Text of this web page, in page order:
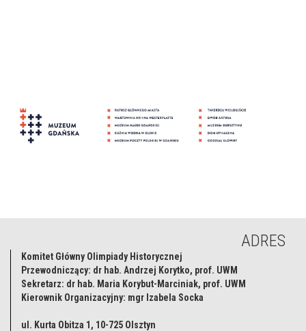
ADRES
Komitet Główny Olimpiady Historycznej
Przewodniczący: dr hab. Andrzej Korytko, prof. UWM
Sekretarz: dr hab. Maria Korybut-Marciniak, prof. UWM
Kierownik Organizacyjny: mgr Izabela Socka
ul. Kurta Obitza 1, 10-725 Olsztyn